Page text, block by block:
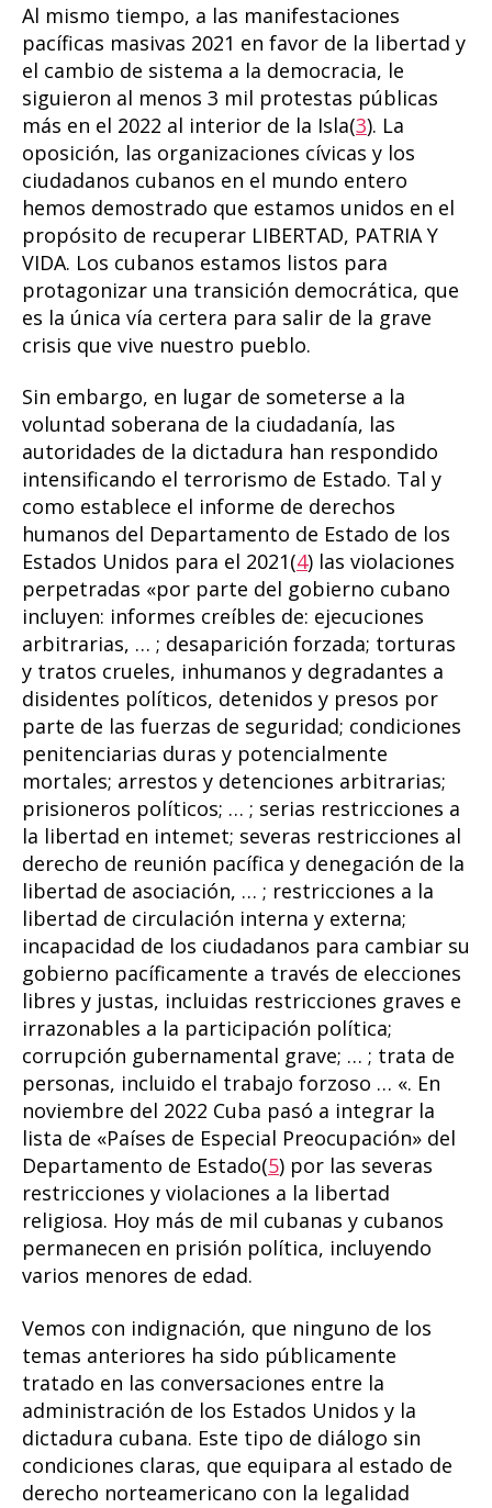
Al mismo tiempo, a las manifestaciones
pacíficas masivas 2021 en favor de la libertad y
el cambio de sistema a la democracia, le
siguieron al menos 3 mil protestas públicas
más en el 2022 al interior de la Isla(3). La
oposición, las organizaciones cívicas y los
ciudadanos cubanos en el mundo entero
hemos demostrado que estamos unidos en el
propósito de recuperar LIBERTAD, PATRIA Y
VIDA. Los cubanos estamos listos para
protagonizar una transición democrática, que
es la única vía certera para salir de la grave
crisis que vive nuestro pueblo.
Sin embargo, en lugar de someterse a la
voluntad soberana de la ciudadanía, las
autoridades de la dictadura han respondido
intensificando el terrorismo de Estado. Tal y
como establece el informe de derechos
humanos del Departamento de Estado de los
Estados Unidos para el 2021(4) las violaciones
perpetradas «por parte del gobierno cubano
incluyen: informes creíbles de: ejecuciones
arbitrarias, … ; desaparición forzada; torturas
y tratos crueles, inhumanos y degradantes a
disidentes políticos, detenidos y presos por
parte de las fuerzas de seguridad; condiciones
penitenciarias duras y potencialmente
mortales; arrestos y detenciones arbitrarias;
prisioneros políticos; … ; serias restricciones a
la libertad en intemet; severas restricciones al
derecho de reunión pacífica y denegación de la
libertad de asociación, … ; restricciones a la
libertad de circulación interna y externa;
incapacidad de los ciudadanos para cambiar su
gobierno pacíficamente a través de elecciones
libres y justas, incluidas restricciones graves e
irrazonables a la participación política;
corrupción gubernamental grave; … ; trata de
personas, incluido el trabajo forzoso … «. En
noviembre del 2022 Cuba pasó a integrar la
lista de «Países de Especial Preocupación» del
Departamento de Estado(5) por las severas
restricciones y violaciones a la libertad
religiosa. Hoy más de mil cubanas y cubanos
permanecen en prisión política, incluyendo
varios menores de edad.
Vemos con indignación, que ninguno de los
temas anteriores ha sido públicamente
tratado en las conversaciones entre la
administración de los Estados Unidos y la
dictadura cubana. Este tipo de diálogo sin
condiciones claras, que equipara al estado de
derecho norteamericano con la legalidad